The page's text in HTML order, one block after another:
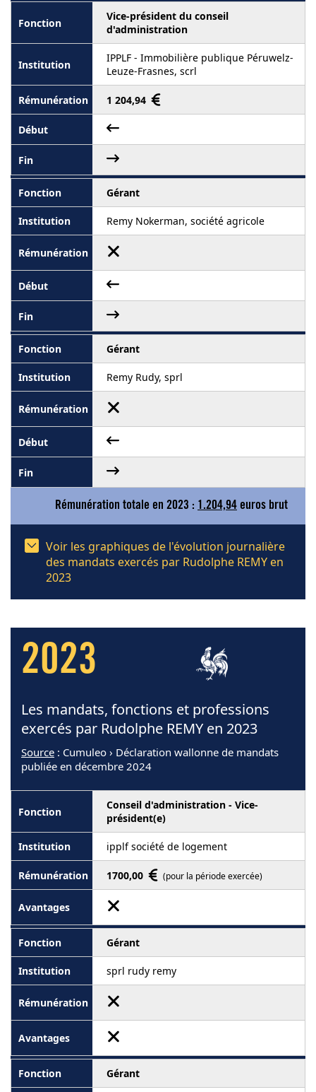
Vice-président du conseil
d'administration
IPPLF - Immobilière publique Péruwelz-
Leuze-Frasnes, scrl
1 204,94
Gérant
Remy Nokerman, société agricole
Gérant
Remy Rudy, sprl
Rémunération totale en 2023 : 1.204,94 euros brut
Voir les graphiques de l'évolution journalière
des mandats exercés par Rudolphe REMY en
2023
2023
Les mandats, fonctions et professions
exercés par Rudolphe REMY en 2023
Source : Cumuleo › Déclaration wallonne de mandats
publiée en décembre 2024
Conseil d'administration - Vice-
président(e)
ipplf société de logement
1700,00 (pour la période exercée)
Gérant
sprl rudy remy
Gérant